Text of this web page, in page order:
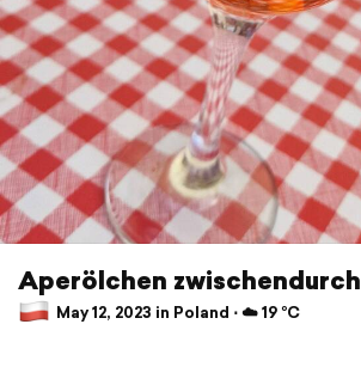
Aperölchen zwischendurch
May 12, 2023 in Poland ⋅ ☁️ 19 °C